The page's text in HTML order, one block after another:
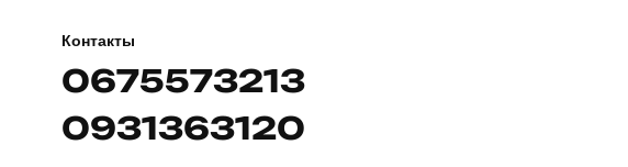
Контакты
0675573213
0931363120